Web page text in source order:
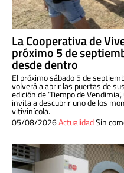
La Cooperativa de
próximo 5 de
desde dentro
El próximo sábado 5 de
volverá a abrir las puertas de
edición de ‘Tiempo de
invita a descubrir uno de los
vitivinícola.
05/08/2026ActualidadSin